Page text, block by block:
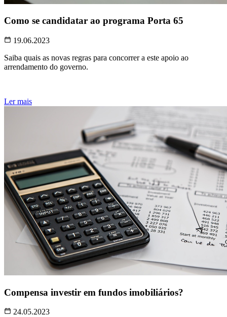
Como se candidatar ao programa Porta 65
19.06.2023
Saiba quais as novas regras para concorrer a este apoio ao
arrendamento do governo.
Ler mais
Compensa investir em fundos imobiliários?
24.05.2023